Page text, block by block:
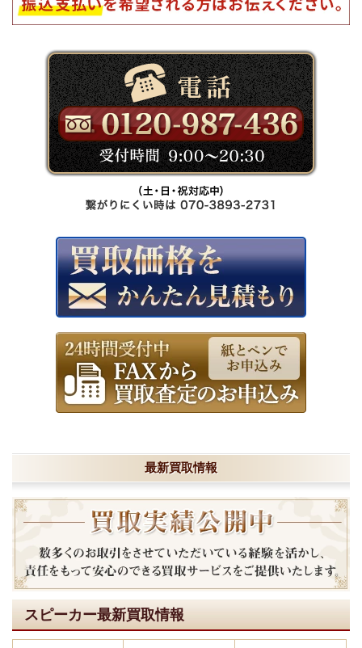
最新買取情報
スピーカー最新買取情報